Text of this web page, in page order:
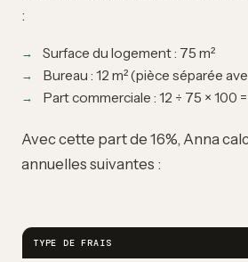
:
Surface du logement : 75 m²
Bureau : 12 m² (pièce séparée
Part commerciale : 12 ÷ 75 × 100 =
Avec cette part de 16%, Anna
annuelles suivantes :
TYPE DE FRAIS